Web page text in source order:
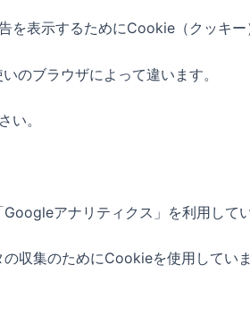
を表示するためにCookie（クッキ
のブラウザによって違います。
い。
アナリティクス」を利用してい
収集のためにCookieを使用していま